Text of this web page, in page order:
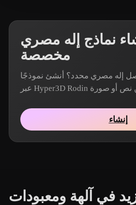
نماذج إله مصري
مخصصة
إله مصري محدد؟ أنشئ نموذجًا
إنشاء
في آلهة ومعبودات